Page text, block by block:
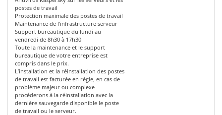
postes de travail
Protection maximale des postes de travail
Maintenance de l'infrastructure serveur
Support bureautique du lundi au
vendredi de 8h30 à 17h30
Toute la maintenance et le support
bureautique de votre entreprise est
compris dans le prix.
L’installation et la réinstallation des postes
de travail est facturée en régie, en cas de
problème majeur ou complexe
procéderons à la réinstallation avec la
dernière sauvegarde disponible le poste
de travail ou le serveur.